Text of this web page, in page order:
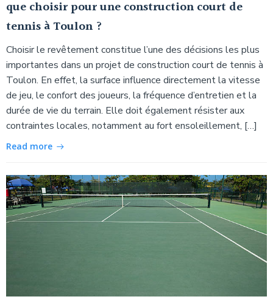
que choisir pour une construction court de
tennis à Toulon ?
Choisir le revêtement constitue l’une des décisions les plus
importantes dans un projet de construction court de tennis à
Toulon. En effet, la surface influence directement la vitesse
de jeu, le confort des joueurs, la fréquence d’entretien et la
durée de vie du terrain. Elle doit également résister aux
contraintes locales, notamment au fort ensoleillement, […]
Read more